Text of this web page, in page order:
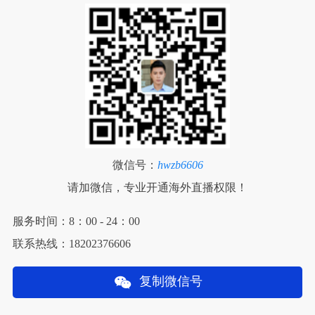
微信号： hwzb6606
请加微信，专业开通海外直播权限！
服务时间：8：00 - 24：00
联系热线：18202376606
复制微信号